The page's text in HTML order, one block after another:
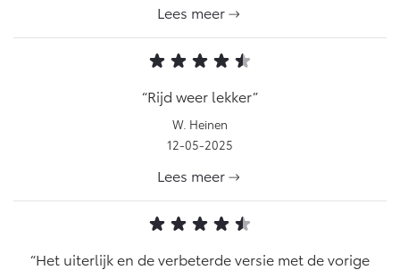
Lees meer
Rijd weer lekker
W. Heinen
12-05-2025
Lees meer
Het uiterlijk en de verbeterde versie met de vorige